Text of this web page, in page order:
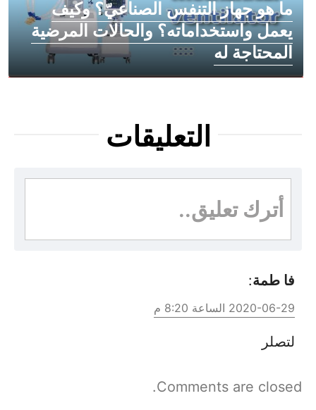
ما هو جهاز التنفس الصناعيّ؟ وكيف
يعمل واستخداماته؟ والحالات المرضية
المحتاجة له
التعليقات
أترك تعليق..
فا طمة:
2020-06-29 الساعة 8:20 م
لتصلر
Comments are closed.